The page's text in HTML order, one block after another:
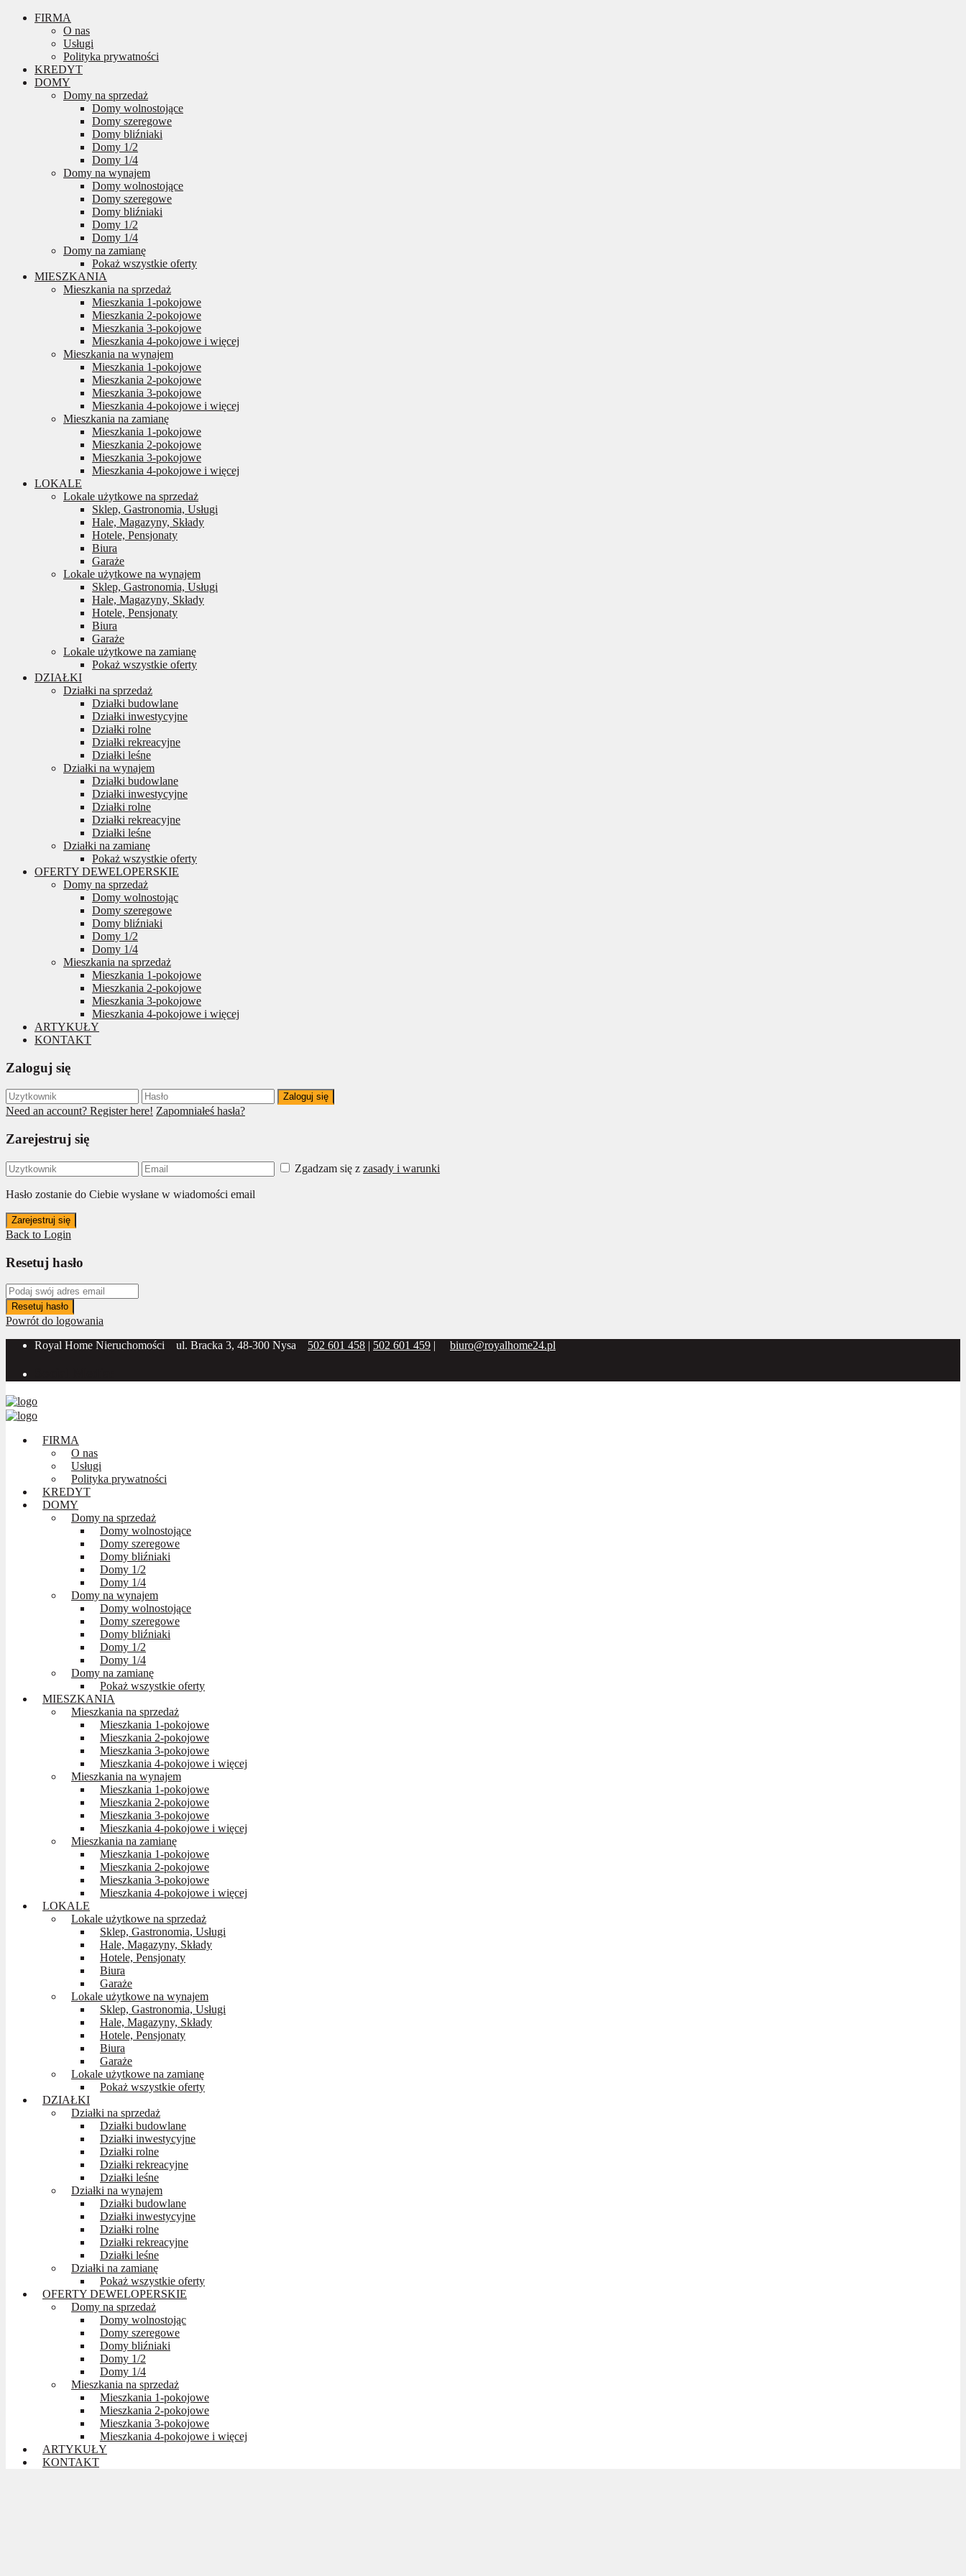
FIRMA
O nas
Usługi
Polityka prywatności
KREDYT
DOMY
Domy na sprzedaż
Domy wolnostojące
Domy szeregowe
Domy bliźniaki
Domy 1/2
Domy 1/4
Domy na wynajem
Domy wolnostojące
Domy szeregowe
Domy bliźniaki
Domy 1/2
Domy 1/4
Domy na zamianę
Pokaż wszystkie oferty
MIESZKANIA
Mieszkania na sprzedaż
Mieszkania 1-pokojowe
Mieszkania 2-pokojowe
Mieszkania 3-pokojowe
Mieszkania 4-pokojowe i więcej
Mieszkania na wynajem
Mieszkania 1-pokojowe
Mieszkania 2-pokojowe
Mieszkania 3-pokojowe
Mieszkania 4-pokojowe i więcej
Mieszkania na zamianę
Mieszkania 1-pokojowe
Mieszkania 2-pokojowe
Mieszkania 3-pokojowe
Mieszkania 4-pokojowe i więcej
LOKALE
Lokale użytkowe na sprzedaż
Sklep, Gastronomia, Usługi
Hale, Magazyny, Składy
Hotele, Pensjonaty
Biura
Garaże
Lokale użytkowe na wynajem
Sklep, Gastronomia, Usługi
Hale, Magazyny, Składy
Hotele, Pensjonaty
Biura
Garaże
Lokale użytkowe na zamianę
Pokaż wszystkie oferty
DZIAŁKI
Działki na sprzedaż
Działki budowlane
Działki inwestycyjne
Działki rolne
Działki rekreacyjne
Działki leśne
Działki na wynajem
Działki budowlane
Działki inwestycyjne
Działki rolne
Działki rekreacyjne
Działki leśne
Działki na zamianę
Pokaż wszystkie oferty
OFERTY DEWELOPERSKIE
Domy na sprzedaż
Domy wolnostojąc
Domy szeregowe
Domy bliźniaki
Domy 1/2
Domy 1/4
Mieszkania na sprzedaż
Mieszkania 1-pokojowe
Mieszkania 2-pokojowe
Mieszkania 3-pokojowe
Mieszkania 4-pokojowe i więcej
ARTYKUŁY
KONTAKT
Zaloguj się
Zaloguj się
Need an account? Register here! Zapomniałeś hasła?
Zarejestruj się
Zgadzam się z zasady i warunki
Hasło zostanie do Ciebie wysłane w wiadomości email
Zarejestruj się
Back to Login
Resetuj hasło
Resetuj hasło
Powrót do logowania
Royal Home Nieruchomości
ul. Bracka 3, 48-300 Nysa 502 601 458 | 502 601 459 | biuro@royalhome24.pl
FIRMA
O nas
Usługi
Polityka prywatności
KREDYT
DOMY
Domy na sprzedaż
Domy wolnostojące
Domy szeregowe
Domy bliźniaki
Domy 1/2
Domy 1/4
Domy na wynajem
Domy wolnostojące
Domy szeregowe
Domy bliźniaki
Domy 1/2
Domy 1/4
Domy na zamianę
Pokaż wszystkie oferty
MIESZKANIA
Mieszkania na sprzedaż
Mieszkania 1-pokojowe
Mieszkania 2-pokojowe
Mieszkania 3-pokojowe
Mieszkania 4-pokojowe i więcej
Mieszkania na wynajem
Mieszkania 1-pokojowe
Mieszkania 2-pokojowe
Mieszkania 3-pokojowe
Mieszkania 4-pokojowe i więcej
Mieszkania na zamianę
Mieszkania 1-pokojowe
Mieszkania 2-pokojowe
Mieszkania 3-pokojowe
Mieszkania 4-pokojowe i więcej
LOKALE
Lokale użytkowe na sprzedaż
Sklep, Gastronomia, Usługi
Hale, Magazyny, Składy
Hotele, Pensjonaty
Biura
Garaże
Lokale użytkowe na wynajem
Sklep, Gastronomia, Usługi
Hale, Magazyny, Składy
Hotele, Pensjonaty
Biura
Garaże
Lokale użytkowe na zamianę
Pokaż wszystkie oferty
DZIAŁKI
Działki na sprzedaż
Działki budowlane
Działki inwestycyjne
Działki rolne
Działki rekreacyjne
Działki leśne
Działki na wynajem
Działki budowlane
Działki inwestycyjne
Działki rolne
Działki rekreacyjne
Działki leśne
Działki na zamianę
Pokaż wszystkie oferty
OFERTY DEWELOPERSKIE
Domy na sprzedaż
Domy wolnostojąc
Domy szeregowe
Domy bliźniaki
Domy 1/2
Domy 1/4
Mieszkania na sprzedaż
Mieszkania 1-pokojowe
Mieszkania 2-pokojowe
Mieszkania 3-pokojowe
Mieszkania 4-pokojowe i więcej
ARTYKUŁY
KONTAKT